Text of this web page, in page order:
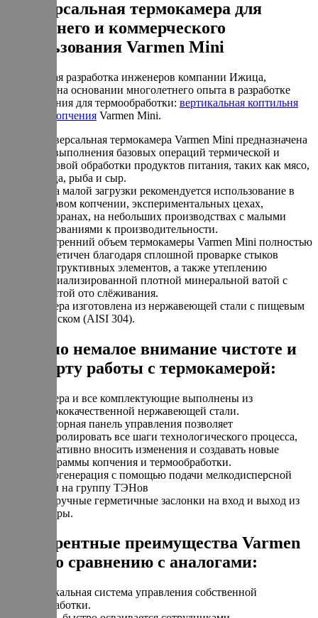
Универсальная термокамера для
домашнего и коммерческого
использования Varmen Mini
Уникальная разработка инженеров компании Ижица,
созданная на основании многолетнего опыта в разработке
оборудования для термообработки: вертикальная коптильня
горячего копчения Varmen Mini.
Универсальная термокамера Varmen Mini предназначена
для выполнения базовых операций термической и
дымовой обработки продуктов питания, таких как мясо,
птица, рыба и сыр.
Из-за малой загрузки рекомендуется использование в
бытовом копчении, экспериментальных цехах,
ресторанах, на небольших производствах с малыми
требованиями к производительности.
Внутренний объем термокамеры Varmen Mini полностью
герметичен благодаря сплошной проварке стыков
конструктивных элементов, а также утеплению
специализированной плотной минеральной ватой с
защитой ото слёживания.
Камера изготовлена из нержавеющей стали с пищевым
допуском (AISI 304).
Уделено немалое внимание чистоте и
комфорту работы с термокамерой:
Камера и все комплектующие выполнены из
высококачественной нержавеющей стали.
Сенсорная панель управления позволяет
контролировать все шаги технологического процесса,
оперативно вносить изменения и создавать новые
программы копчения и термообработки.
Парогенерация с помощью подачи мелкодисперсной
воды на группу ТЭНов
Две ручные герметичные заслонки на вход и выход из
камеры.
Конкурентные преимущества Varmen
Mini по сравнению с аналогами:
Уникальная система управления собственной
разработки.